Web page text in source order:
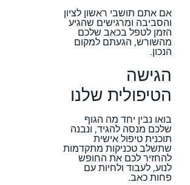
אם אתם תושבי ראשון לציון
והסביבה ומרגישים שהגיע
הזמן לטפל בכאב שלכם
מהשורש, הגעתם למקום
הנכון.
הגישה
הטיפולית שלנו
בואו נבין יחד מה הגוף
שלכם מנסה להגיד, ונבנה
תוכנית טיפול אישית
שתשלב טכניקות מתקדמות
להחזיר לכם את החופש
לנוע, לעבוד ולחיות עם
פחות כאב.